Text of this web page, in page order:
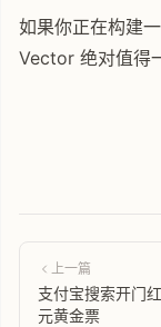
如果你正在构建
Vector 绝对值得
上一篇
支付宝搜索开门
元黄金票